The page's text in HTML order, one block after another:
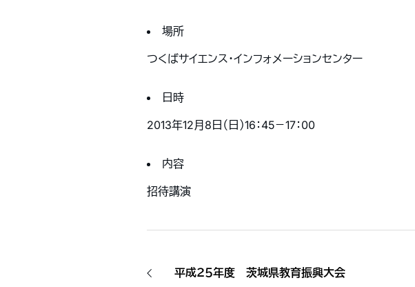
場所
つくばサイエンス・インフォメーションセンター
日時
2013年12月8日（日）16：45－17：00
内容
招待講演
平成２５年度 茨城県教育振興大会